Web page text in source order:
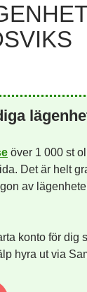
över 1 000 st
Det är helt
av
konto för dig
hyra ut via